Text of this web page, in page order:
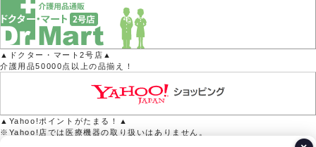
▲ドクター・マート2号店▲
介護用品50000点以上の品揃え！
▲Yahoo!ポイントがたまる！▲
※Yahoo!店では医療機器の取り扱いはありません。